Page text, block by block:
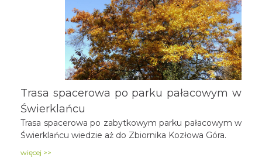
Trasa spacerowa po parku pałacowym w
Świerklańcu
Trasa spacerowa po zabytkowym parku pałacowym w
Świerklańcu wiedzie aż do Zbiornika Kozłowa Góra.
więcej >>